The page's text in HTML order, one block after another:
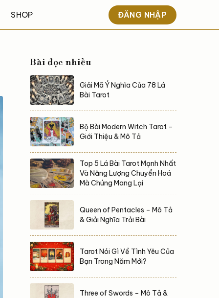
SHOP ĐĂNG NHẬP
Bài đọc nhiều
Giải Mã Ý Nghĩa Của 78 Lá
Bài Tarot
Bộ Bài Modern Witch Tarot –
Giới Thiệu & Mô Tả
Top 5 Lá Bài Tarot Mạnh Nhất
Và Năng Lượng Chuyển Hoá
Mà Chúng Mang Lại
Queen of Pentacles – Mô Tả
& Giải Nghĩa Trải Bài
Tarot Nói Gì Về Tình Yêu Của
Bạn Trong Năm Mới?
Three of Swords – Mô Tả &